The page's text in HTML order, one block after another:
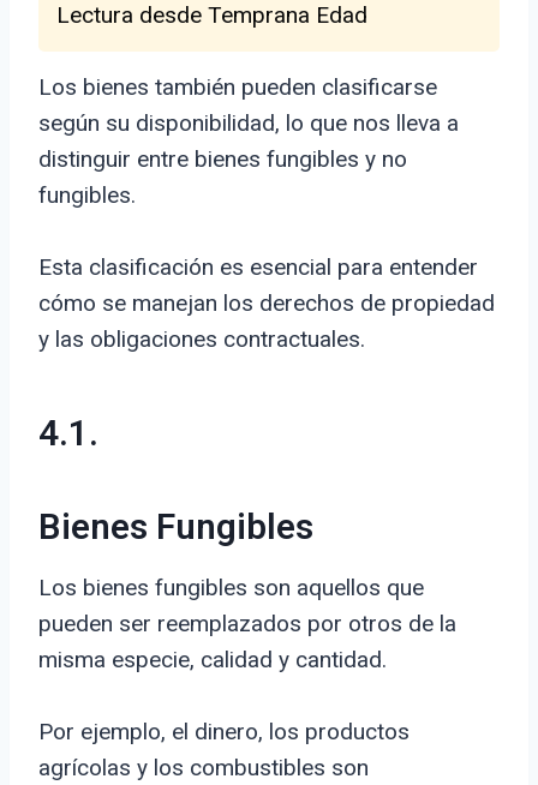
Lectura desde Temprana Edad
Los bienes también pueden clasificarse
según su disponibilidad, lo que nos lleva a
distinguir entre bienes fungibles y no
fungibles.
Esta clasificación es esencial para entender
cómo se manejan los derechos de propiedad
y las obligaciones contractuales.
4.1.
Bienes Fungibles
Los bienes fungibles son aquellos que
pueden ser reemplazados por otros de la
misma especie, calidad y cantidad.
Por ejemplo, el dinero, los productos
agrícolas y los combustibles son